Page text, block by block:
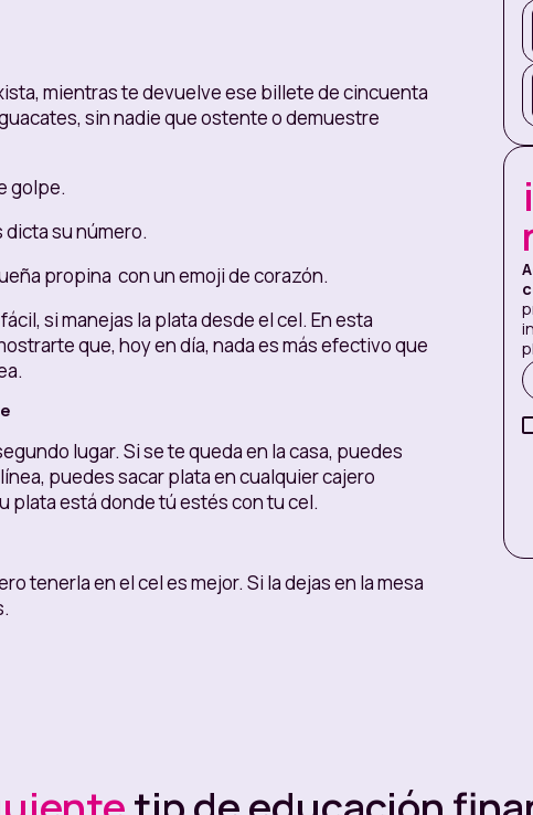
mientras te devuelve ese billete de cincuenta
sin nadie que ostente o demuestre
golpe.
dicta su número.
propina con un emoji de corazón.
si manejas la plata desde el cel. En esta
que, hoy en día, nada es más efectivo que
lugar. Si se te queda en la casa, puedes
puedes sacar plata en cualquier cajero
plata está donde tú estés con tu cel.
tenerla en el cel es mejor. Si la dejas en la mesa